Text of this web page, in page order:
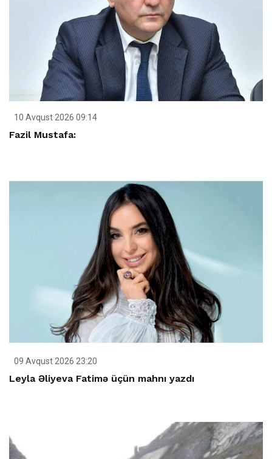
10 Avqust 2026 09:14
Fazil Mustafa:
09 Avqust 2026 23:20
Leyla Əliyeva Fatimə üçün mahnı yazdı